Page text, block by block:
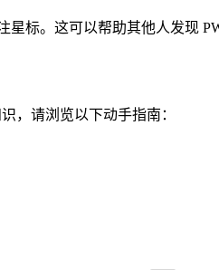
星标。这可以帮助其他人发现
，请浏览以下动手指南：